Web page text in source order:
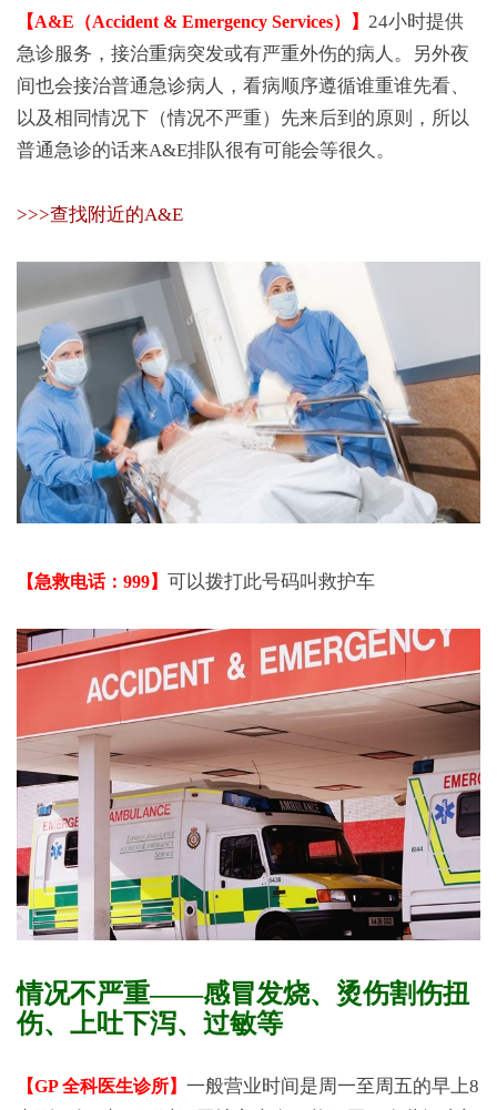
【A&E（Accident & Emergency Services）】 24小时提供
急诊服务，接治重病突发或有严重外伤的病人。另外夜
间也会接治普通急诊病人，看病顺序遵循谁重谁先看、
以及相同情况下（情况不严重）先来后到的原则，所以
普通急诊的话来A&E排队很有可能会等很久。
>>>查找附近的A&E
【急救电话：999】 可以拨打此号码叫救护车
情况不严重——感冒发烧、烫伤割伤扭
伤、上吐下泻、过敏等
【GP 全科医生诊所】 一般营业时间是周一至周五的早上8